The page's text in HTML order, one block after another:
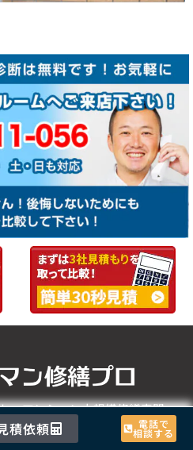
積依頼 電話で
相談する
・マンション大規模修繕専門
タイル工事・屋根塗装・補修